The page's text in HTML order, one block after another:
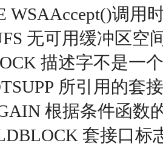
WSAAccept()调用
无可用缓冲区空
描述字不是一
所引用的套
根据条件函数
套接口